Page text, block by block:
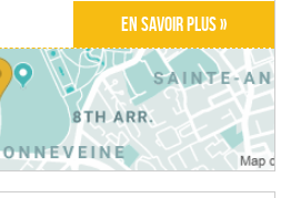
En savoir plus »